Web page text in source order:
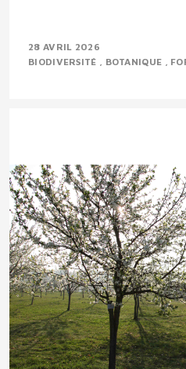
28 AVRIL 2026
BIODIVERSITÉ
BOTANIQUE